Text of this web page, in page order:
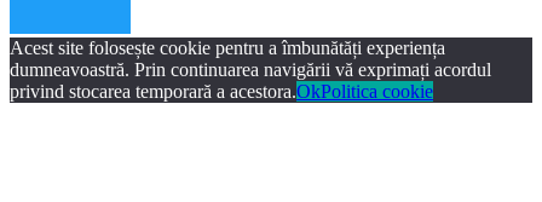
Acest site folosește cookie pentru a îmbunătăți experiența
dumneavoastră. Prin continuarea navigării vă exprimați acordul
privind stocarea temporară a acestora.OkPolitica cookie